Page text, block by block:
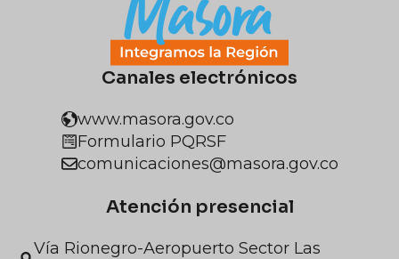
Canales electrónicos
www.masora.gov.co
Formulario PQRSF
comunicaciones@masora.gov.co
Atención presencial
Vía Rionegro-Aeropuerto Sector Las